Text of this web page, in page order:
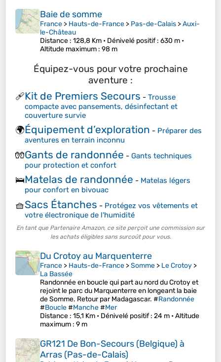
Baie de somme
France > Hauts-de-France > Pas-de-Calais >Auxi-
le-Château
Distance : 128,8 Km • Dénivelé positif: 630 m •
Altitude maximum : 98 m
Équipez-vous pour votre prochaine
aventure :
🩹Kit de Premiers Secours - Trousse
compacte avec pansements, désinfectant et
couverture survie
🌍Équipement d’exploration - Préparer des
aventures en terrain inconnu
🧤Gants de randonnée - Gants techniques
pour protection et confort
🛌Matelas de randonnée - Matelas légers
pour confort en bivouac
🧺Sacs Étanches - Protégez vos vêtements et
votre électronique de l'humidité
En tant que Partenaire Amazon, ce site perçoit une commission sur
les achats éligibles sans surcoût pour vous.
Du Crotoy au Marquenterre
France > Hauts-de-France >Somme > Le Crotoy >
La Bassée
Randonnée en boucle qui part au nord du Crotoy et
rejoint le parc du Marquenterre en longeant la baie
de Somme. Retour par Madagascar. #Randonnée
#Boucle#Manche#Mer
Distance : 15,1 Km • Dénivelé positif: 24 m •Altitude
maximum : 9 m
GR121 De Bon-Secours (Belgique) à
Arras (Pas-de-Calais)